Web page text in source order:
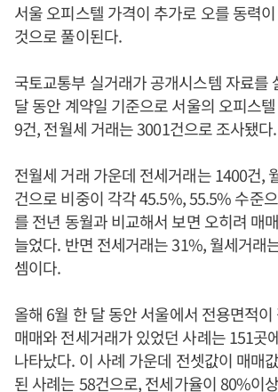
서울 오피스텔 가격이 추가로 오를 동력
것으로 풀이된다.
국토교통부 실거래가 공개시스템 자료를
달 동안 계약일 기준으로 서울의 오피스
9건, 전월세 거래는 3001건으로 조사됐다.
전월세 거래 가운데 전세거래는 1400건,
건으로 비중이 각각 45.5%, 55.5% 수준
를 전년 동월과 비교해서 보면 오히려 매
늘었다. 반면 전세거래는 31%, 월세거래
셈이다.
올해 6월 한 달 동안 서울에서 전용면적
매매와 전세거래가 있었던 사례는 151곳
나타났다. 이 사례 가운데 전셋값이 매매
된 사례는 58건으로, 전세가율이 80%이